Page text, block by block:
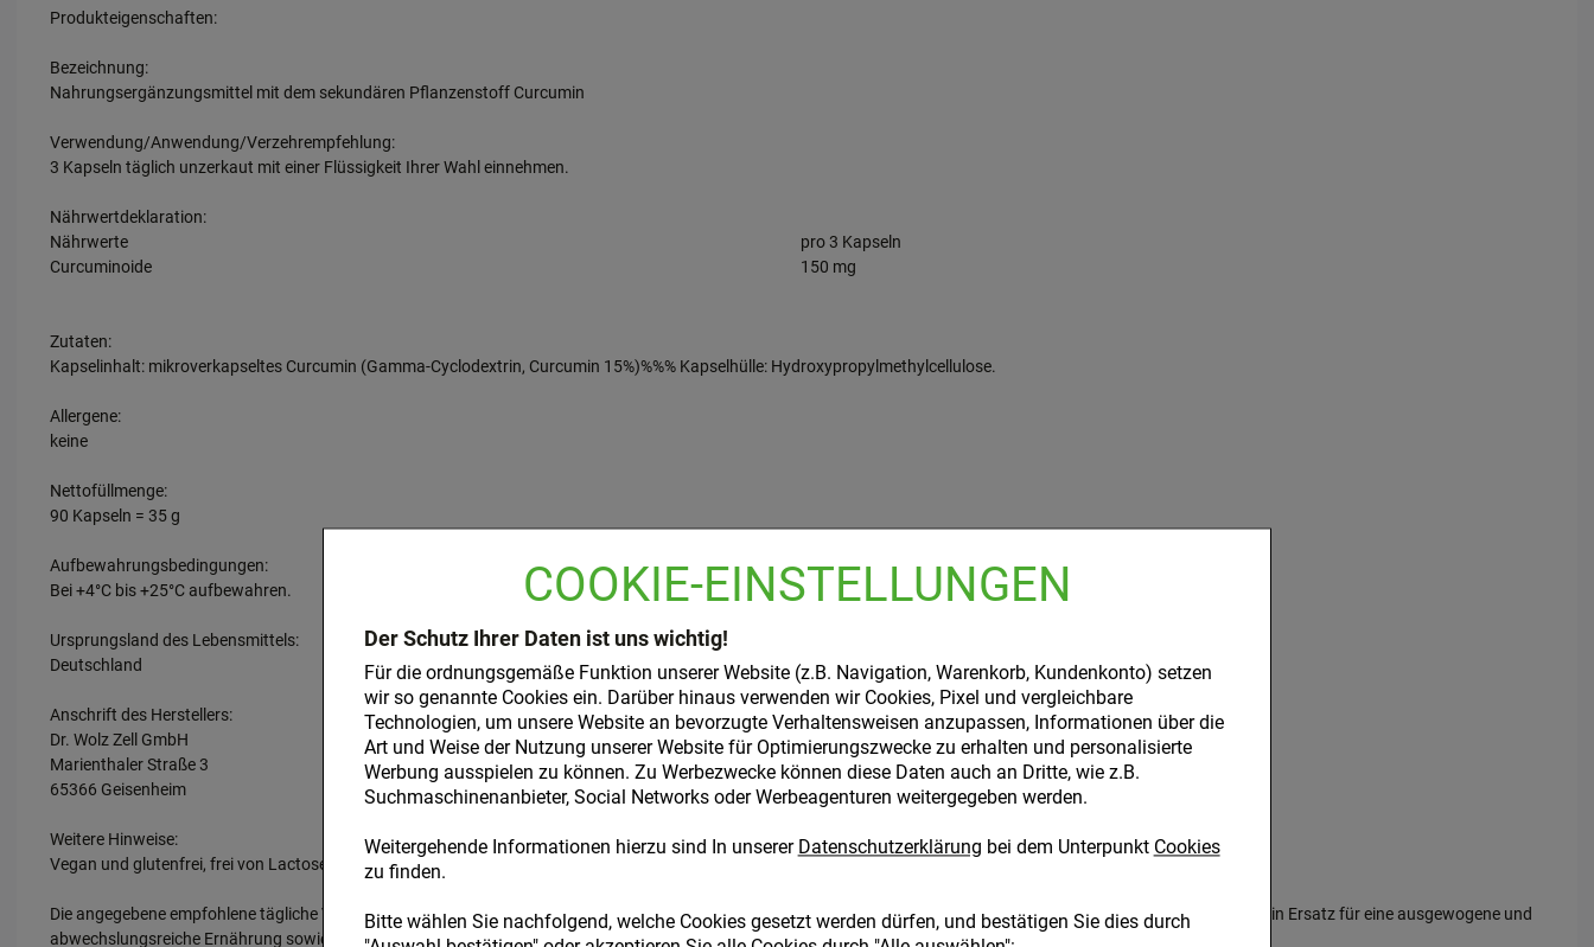
COOKIE-EINSTELLUNGEN
Der Schutz Ihrer Daten ist uns wichtig!
Für die ordnungsgemäße Funktion unserer Website (z.B. Navigation, Warenkorb, Kundenkonto) setzen
wir so genannte Cookies ein. Darüber hinaus verwenden wir Cookies, Pixel und vergleichbare
Technologien, um unsere Website an bevorzugte Verhaltensweisen anzupassen, Informationen über die
Art und Weise der Nutzung unserer Website für Optimierungszwecke zu erhalten und personalisierte
Werbung ausspielen zu können. Zu Werbezwecke können diese Daten auch an Dritte, wie z.B.
Suchmaschinenanbieter, Social Networks oder Werbeagenturen weitergegeben werden.
Weitergehende Informationen hierzu sind In unserer Datenschutzerklärung bei dem Unterpunkt Cookies
zu finden.
Bitte wählen Sie nachfolgend, welche Cookies gesetzt werden dürfen, und bestätigen Sie dies durch
Produkteigenschaften:
Bezeichnung:
Nahrungsergänzungsmittel mit dem sekundären Pflanzenstoff Curcumin
Verwendung/Anwendung/Verzehrempfehlung:
3 Kapseln täglich unzerkaut mit einer Flüssigkeit Ihrer Wahl einnehmen.
Nährwertdeklaration:
Nährwerte
pro 3 Kapseln
Curcuminoide
150 mg
Zutaten:
Kapselinhalt: mikroverkapseltes Curcumin (Gamma-Cyclodextrin, Curcumin 15%)%%% Kapselhülle: Hydroxypropylmethylcellulose.
Allergene:
keine
Nettofüllmenge:
90 Kapseln = 35 g
Aufbewahrungsbedingungen:
Bei +4°C bis +25°C aufbewahren.
Ursprungsland des Lebensmittels:
Deutschland
Anschrift des Herstellers:
Dr. Wolz Zell GmbH
Marienthaler Straße 3
65366 Geisenheim
Weitere Hinweise:
Vegan und glutenfrei, frei von Lactose, Fructose, Gelatine, Farbstoffen.
Die angegebene empfohlene tägliche Verzehrsmenge darf nicht überschritten werden. Für kleine Kinder unzugänglich aufbewahren. Nahrungsergänzungsmittel sind kein Ersatz für eine ausgewogene und
abwechslungsreiche Ernährung sowie eine gesunde Lebensweise.